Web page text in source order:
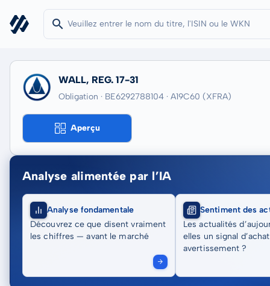
WALL, REG. 17-31
Obligation · BE6292788104 · A19C60 (XFRA)
Aperçu
Analyse alimentée par l’IA
Analyse fondamentale
Découvrez ce que disent vraiment
les chiffres — avant le marché
Sentiment des
Les actualités
elles un signal
avertissement ?